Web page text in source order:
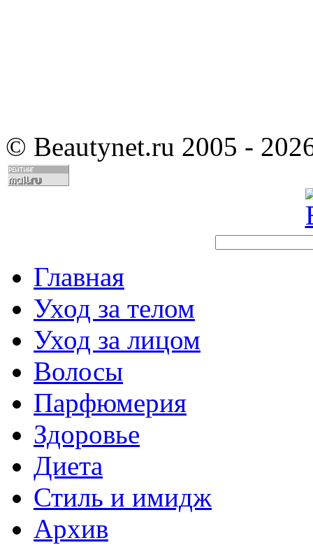
© Beautynet.ru 2005 -
Главная
Уход за телом
Уход за лицом
Волосы
Парфюмерия
Здоровье
Диета
Стиль и имидж
Архив